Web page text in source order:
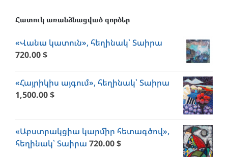
Հատուկ առանձնացված գործեր
«Վանա կատուն», հեղինակ՝ Տաիրա
720.00$
«Հայրիկիս այգում», հեղինակ՝ Տաիրա
1,500.00$
«Աբստրակցիա կարմիր հետագծով»,
հեղինակ՝ Տաիրա 720.00$